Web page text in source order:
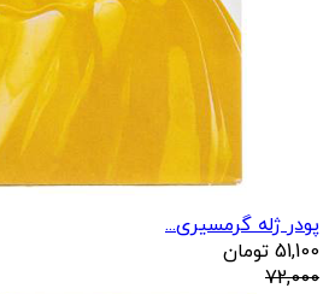
پودر ژله گرمسیری...
51,100 تومان
72,000